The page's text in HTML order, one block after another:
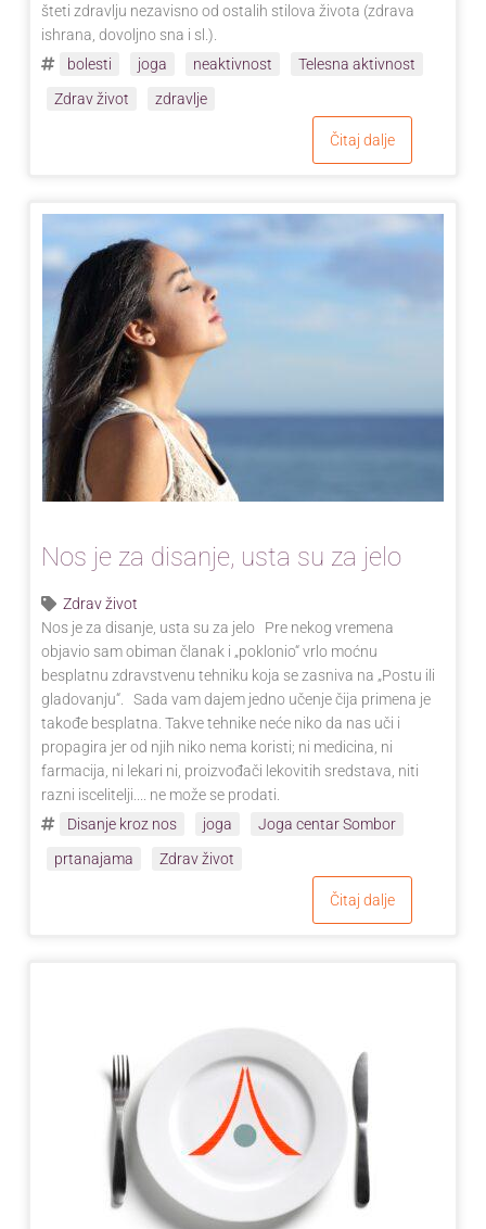
šteti zdravlju nezavisno od ostalih stilova života (zdrava
ishrana, dovoljno sna i sl.).
bolesti
joga neaktivnost
Telesna aktivnost
Zdrav život
zdravlje
Čitaj dalje
Nos je za disanje, usta su za jelo
Zdrav život
Nos je za disanje, usta su za jelo Pre nekog vremena
objavio sam obiman članak i „poklonio“ vrlo moćnu
besplatnu zdravstvenu tehniku koja se zasniva na „Postu ili
gladovanju“. Sada vam dajem jedno učenje čija primena je
takođe besplatna. Takve tehnike neće niko da nas uči i
propagira jer od njih niko nema koristi; ni medicina, ni
farmacija, ni lekari ni, proizvođači lekovitih sredstava, niti
razni iscelitelji.... ne može se prodati.
Disanje kroz nos
joga
Joga centar Sombor
prtanajama
Zdrav život
Čitaj dalje